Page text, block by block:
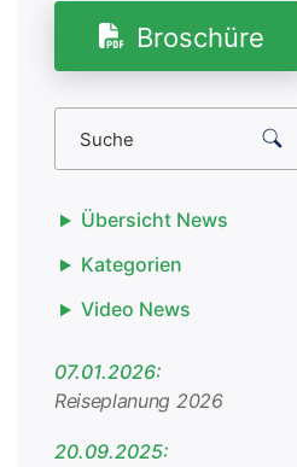
Broschüre
Übersicht News
Kategorien
Video News
07.01.2026:
Reiseplanung 2026
20.09.2025: